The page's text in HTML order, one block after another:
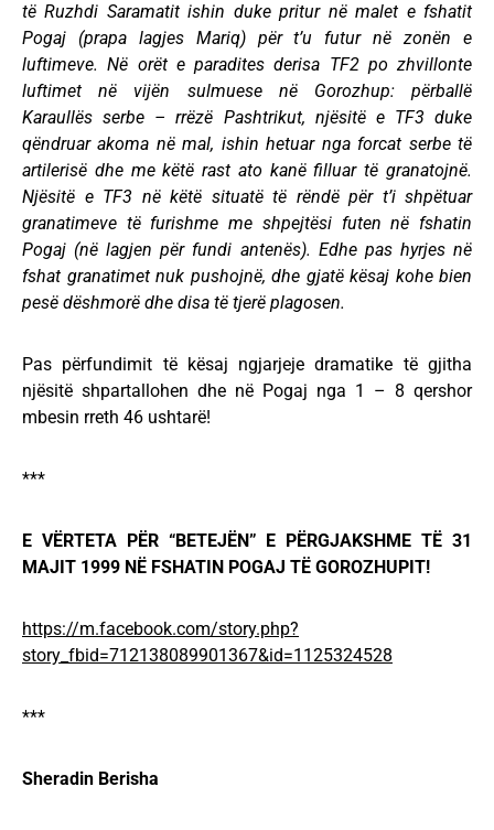
të Ruzhdi Saramatit ishin duke pritur në malet e fshatit
Pogaj (prapa lagjes Mariq) për t’u futur në zonën e
luftimeve. Në orët e paradites derisa TF2 po zhvillonte
luftimet në vijën sulmuese në Gorozhup: përballë
Karaullës serbe – rrëzë Pashtrikut, njësitë e TF3 duke
qëndruar akoma në mal, ishin hetuar nga forcat serbe të
artilerisë dhe me këtë rast ato kanë filluar të granatojnë.
Njësitë e TF3 në këtë situatë të rëndë për t’i shpëtuar
granatimeve të furishme me shpejtësi futen në fshatin
Pogaj (në lagjen për fundi antenës). Edhe pas hyrjes në
fshat granatimet nuk pushojnë, dhe gjatë kësaj kohe bien
pesë dëshmorë dhe disa të tjerë plagosen.
Pas përfundimit të kësaj ngjarjeje dramatike të gjitha
njësitë shpartallohen dhe në Pogaj nga 1 – 8 qershor
mbesin rreth 46 ushtarë!
***
E VËRTETA PËR “BETEJËN” E PËRGJAKSHME TË 31
MAJIT 1999 NË FSHATIN POGAJ TË GOROZHUPIT!
https://m.facebook.com/story.php?
story_fbid=712138089901367&id=1125324528
***
Sheradin Berisha